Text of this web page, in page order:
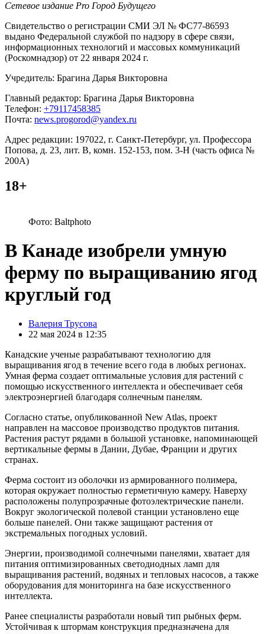
Сетевое издание Pro Город Будущего
Свидетельство о регистрации СМИ ЭЛ № ФС77-86593
выдано Федеральной службой по надзору в сфере связи,
информационных технологий и массовых коммуникаций
(Роскомнадзор) от 22 января 2024 г.
Учредитель: Брагина Дарья Викторовна
Главный редактор: Брагина Дарья Викторовна
Телефон: +79117458385
Почта: news.progorod@yandex.ru
Адрес редакции: 197022, г. Санкт-Петербург, ул. Профессора
Попова, д. 23, лит. В, комн. 152-153, пом. 3-Н (часть офиса №
200А)
18+
Фото: Baltphoto
В Канаде изобрели умную
ферму по выращиванию ягод
круглый год
Posted
by
Валерия Трусова
22 мая 2024 в 12:35
Канадские ученые разрабатывают технологию для
выращивания ягод в течение всего года в любых регионах.
Умная ферма создает оптимальные условия для растений с
помощью искусственного интеллекта и обеспечивает себя
электроэнергией благодаря солнечным панелям.
Согласно статье, опубликованной New Atlas, проект
направлен на массовое производство продуктов питания.
Растения растут рядами в большой установке, напоминающей
вертикальные фермы в Дании, Дубае, Франции и других
странах.
Ферма состоит из оболочки из армированного полимера,
которая окружает полностью герметичную камеру. Наверху
расположены полупрозрачные фотоэлектрические панели.
Вокруг экологической полевой станции установлено еще
больше панелей. Они также защищают растения от
экстремальных погодных условий.
Энергии, производимой солнечными панелями, хватает для
питания оптимизированных светодиодных ламп для
выращивания растений, водяных и тепловых насосов, а также
оборудования для мониторинга на базе искусственного
интеллекта.
Ранее специалисты разработали новый тип рыбных ферм.
Устойчивая к штормам конструкция предназначена для